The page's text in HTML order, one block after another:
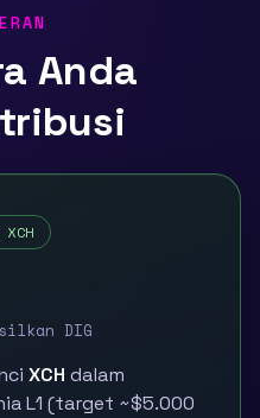
Anda
DIG
XCH dalam
L1 (target ~$5.000